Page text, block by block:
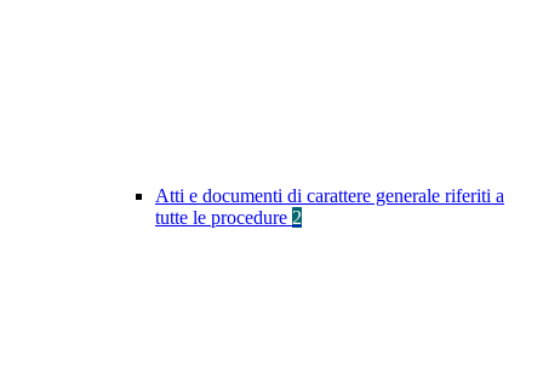
Atti e documenti di carattere generale riferiti a
tutte le procedure 2